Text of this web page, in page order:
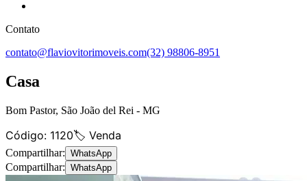
Contato
contato@flaviovitorimoveis.com(32) 98806-8951
Casa
Bom Pastor, São João del Rei - MG
Código: 1120🏷️ Venda
Compartilhar: WhatsApp
Compartilhar: WhatsApp